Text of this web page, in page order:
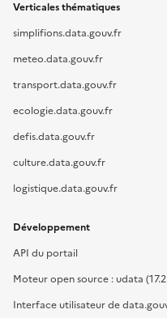
Verticales thématiques
simplifions.data.gouv.fr
meteo.data.gouv.fr
transport.data.gouv.fr
ecologie.data.gouv.fr
defis.data.gouv.fr
culture.data.gouv.fr
logistique.data.gouv.fr
Développement
API du portail
Moteur open source : udata
Interface utilisateur de